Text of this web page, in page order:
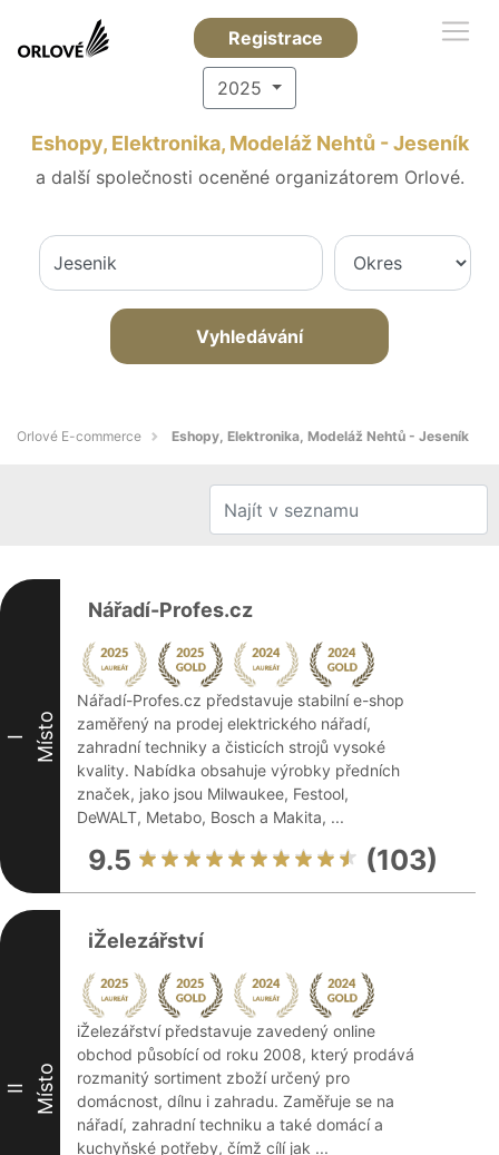
Registrace
2025
Eshopy, Elektronika, Modeláž Nehtů - Jeseník
a další společnosti oceněné organizátorem Orlové.
Vyhledávání
Orlové E-commerce Eshopy, Elektronika, Modeláž Nehtů - Jeseník
I Místo
Nářadí-Profes.cz
Nářadí-Profes.cz představuje stabilní e-shop
zaměřený na prodej elektrického nářadí,
zahradní techniky a čisticích strojů vysoké
kvality. Nabídka obsahuje výrobky předních
značek, jako jsou Milwaukee, Festool,
DeWALT, Metabo, Bosch a Makita, ...
9.5 (103)
II Místo
iŽelezářství
iŽelezářství představuje zavedený online
obchod působící od roku 2008, který prodává
rozmanitý sortiment zboží určený pro
domácnost, dílnu i zahradu. Zaměřuje se na
nářadí, zahradní techniku a také domácí a
kuchyňské potřeby, čímž cílí jak ...